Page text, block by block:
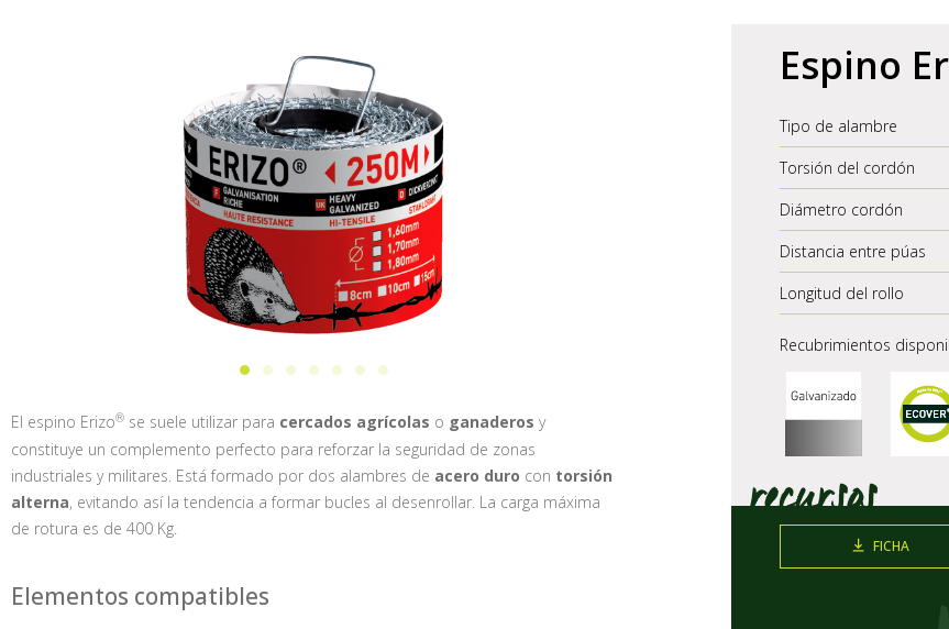
El espino Erizo se suele utilizar para cercados agrícolas o ganaderos y
constituye un complemento perfecto para reforzar la seguridad de zonas
industriales y militares. Está formado por dos alambres de acero duro con torsión
alterna, evitando así la tendencia a formar bucles al desenrollar. La carga máxima
de rotura es de 400 Kg.
Elementos compatibles
Espino
Tipo de alambre
Torsión del cordón
Diámetro cordón
Distancia entre púas
Longitud del rollo
Recubrimientos
FICHA